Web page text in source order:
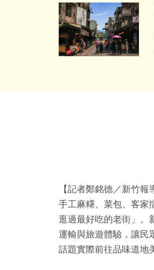
【記者鄭銘德／新竹
手工麻糬、菜包、客家
逛過最好吃的老街」。
運輸與旅遊體驗，讓民
話題實際前往品味道地